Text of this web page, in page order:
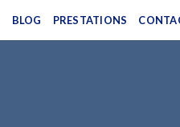
BLOG PRESTATIONS